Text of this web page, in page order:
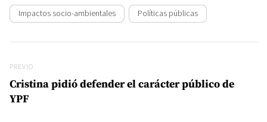
Impactos socio-ambientales Políticas públicas
Previo
PREVIO
Cristina pidió defender el carácter público de
YPF